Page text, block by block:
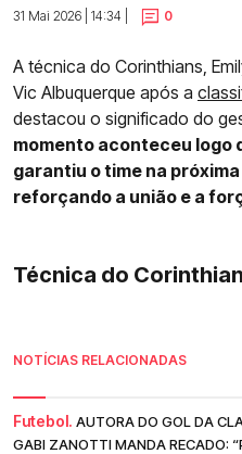
31 Mai 2026 | 14:34 |
0
A técnica do Corinthians,
Vic Albuquerque após a
destacou o significado do
momento aconteceu logo
garantiu o time na
reforçando a união e a
Técnica do
NOTÍCIAS RELACIONADAS
Futebol. AUTORA DO GOL DA
GABI ZANOTTI MANDA RECADO: